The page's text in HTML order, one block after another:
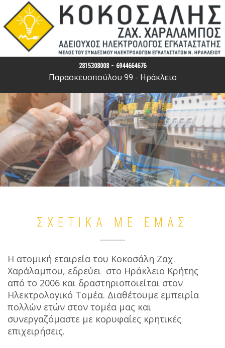
2815308008 - 6944664676
Παρασκευοπούλου 99 - Ηράκλειο
ΣΧΕΤΙΚΑ ΜΕ ΕΜΑΣ
Η ατομική εταιρεία του Κοκοσάλη Ζαχ.
Χαράλαμπου, εδρεύει στο Ηράκλειο Κρήτης
από το 2006 και δραστηριοποιείται στον
Ηλεκτρολογικό Τομέα. Διαθέτουμε εμπειρία
πολλών ετών στον τομέα μας και
συνεργαζόμαστε με κορυφαίες κρητικές
επιχειρήσεις.